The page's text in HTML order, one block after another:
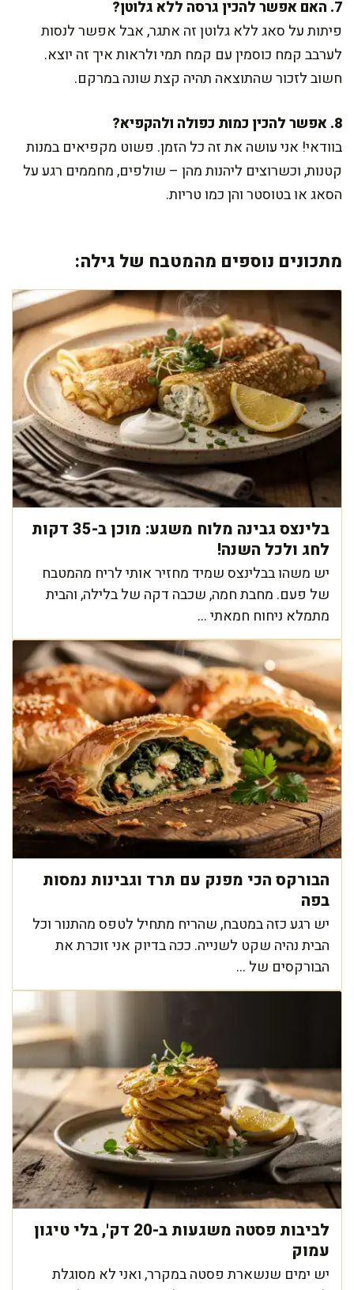
7. האם אפשר להכין גרסה ללא גלוטן?
פיתות על סאג ללא גלוטן זה אתגר, אבל אפשר לנסות
לערבב קמח כוסמין עם קמח תמי ולראות איך זה יוצא.
חשוב לזכור שהתוצאה תהיה קצת שונה במרקם.
8. אפשר להכין כמות כפולה ולהקפיא?
בוודאי! אני עושה את זה כל הזמן. פשוט מקפיאים במנות
קטנות, וכשרוצים ליהנות מהן – שולפים, מחממים רגע על
הסאג או בטוסטר והן כמו טריות.
מתכונים נוספים מהמטבח של גילה:
בלינצס גבינה מלוח משגע: מוכן ב-35 דקות
לחג ולכל השנה!
יש משהו בבלינצס שמיד מחזיר אותי לריח מהמטבח
של פעם. מחבת חמה, שכבה דקה של בלילה, והבית
מתמלא ניחוח חמאתי ...
הבורקס הכי מפנק עם תרד וגבינות נמסות
בפה
יש רגע כזה במטבח, שהריח מתחיל לטפס מהתנור וכל
הבית נהיה שקט לשנייה. ככה בדיוק אני זוכרת את
הבורקסים של ...
לביבות פסטה משגעות ב-20 דק', בלי טיגון
עמוק
יש ימים שנשארת פסטה במקרר, ואני לא מסוגלת